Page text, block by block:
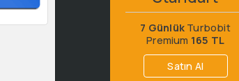
7 Günlük Turbobit
Premium 165 TL
Satın Al